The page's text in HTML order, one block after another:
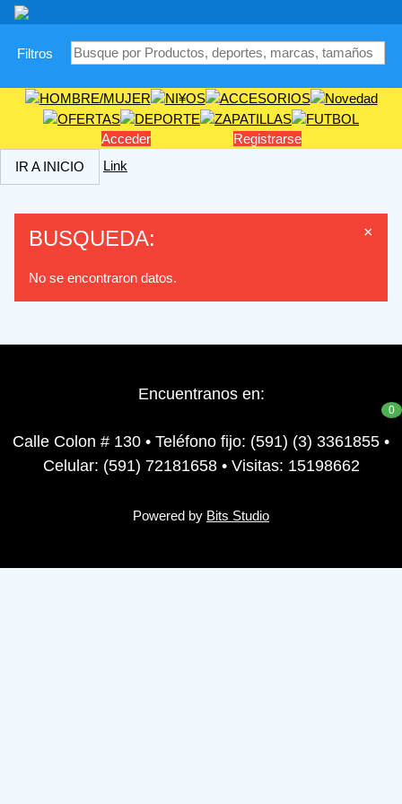
Filtros
Acceder
Registrarse
IR A INICIO
Link
×
BUSQUEDA:
No se encontraron datos.
0
Encuentranos en:
Calle Colon # 130 • Teléfono fijo: (591) (3) 3361855 •
Celular: (591) 72181658 • Visitas: 15198662
Powered by Bits Studio